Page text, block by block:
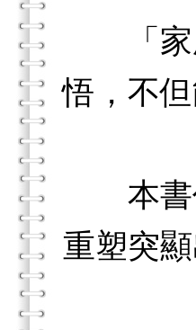
「家庭
悟，不
本書作
重塑突